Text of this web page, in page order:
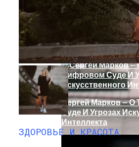
Знаку Зодиака
Тайна
Будет Разгадана
Сергей Марков —
Суде И Угрозах
Интеллекта
ЗДОРОВЬЕ И КРАСОТА